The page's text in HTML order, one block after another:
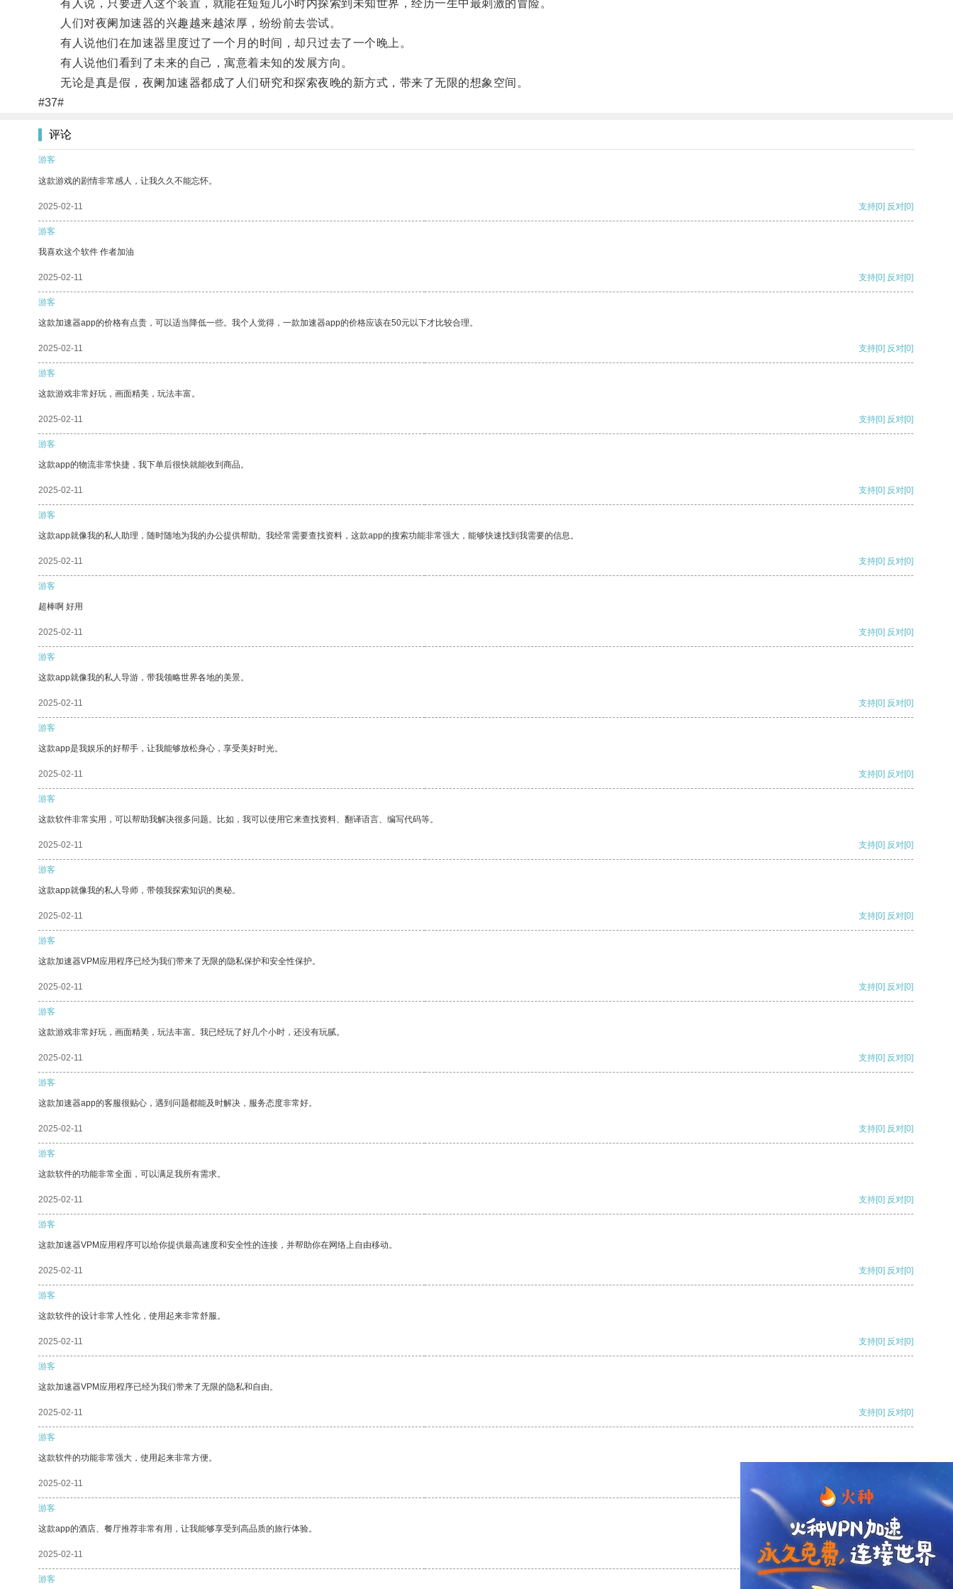
有人说，只要进入这个装置，就能在短短几小时内探索到未知世界，经历一生中最刺激的冒险。
人们对夜阑加速器的兴趣越来越浓厚，纷纷前去尝试。
有人说他们在加速器里度过了一个月的时间，却只过去了一个晚上。
有人说他们看到了未来的自己，寓意着未知的发展方向。
无论是真是假，夜阑加速器都成了人们研究和探索夜晚的新方式，带来了无限的想象空间。
#37#
评论
游客
这款游戏的剧情非常感人，让我久久不能忘怀。
2025-02-11 支持[0] 反对[0]
游客
我喜欢这个软件 作者加油
2025-02-11 支持[0] 反对[0]
游客
这款加速器app的价格有点贵，可以适当降低一些。我个人觉得，一款加速器app的价格应该在50元以下才比较合理。
2025-02-11 支持[0] 反对[0]
游客
这款游戏非常好玩，画面精美，玩法丰富。
2025-02-11 支持[0] 反对[0]
游客
这款app的物流非常快捷，我下单后很快就能收到商品。
2025-02-11 支持[0] 反对[0]
游客
这款app就像我的私人助理，随时随地为我的办公提供帮助。我经常需要查找资料，这款app的搜索功能非常强大，能够快速找到我需要的信息。
2025-02-11 支持[0] 反对[0]
游客
超棒啊 好用
2025-02-11 支持[0] 反对[0]
游客
这款app就像我的私人导游，带我领略世界各地的美景。
2025-02-11 支持[0] 反对[0]
游客
这款app是我娱乐的好帮手，让我能够放松身心，享受美好时光。
2025-02-11 支持[0] 反对[0]
游客
这款软件非常实用，可以帮助我解决很多问题。比如，我可以使用它来查找资料、翻译语言、编写代码等。
2025-02-11 支持[0] 反对[0]
游客
这款app就像我的私人导师，带领我探索知识的奥秘。
2025-02-11 支持[0] 反对[0]
游客
这款加速器VPM应用程序已经为我们带来了无限的隐私保护和安全性保护。
2025-02-11 支持[0] 反对[0]
游客
这款游戏非常好玩，画面精美，玩法丰富。我已经玩了好几个小时，还没有玩腻。
2025-02-11 支持[0] 反对[0]
游客
这款加速器app的客服很贴心，遇到问题都能及时解决，服务态度非常好。
2025-02-11 支持[0] 反对[0]
游客
这款软件的功能非常全面，可以满足我所有需求。
2025-02-11 支持[0] 反对[0]
游客
这款加速器VPM应用程序可以给你提供最高速度和安全性的连接，并帮助你在网络上自由移动。
2025-02-11 支持[0] 反对[0]
游客
这款软件的设计非常人性化，使用起来非常舒服。
2025-02-11 支持[0] 反对[0]
游客
这款加速器VPM应用程序已经为我们带来了无限的隐私和自由。
2025-02-11 支持[0] 反对[0]
游客
这款软件的功能非常强大，使用起来非常方便。
2025-02-11
游客
这款app的酒店、餐厅推荐非常有用，让我能够享受到高品质的旅行体验。
2025-02-11 支持 [0] 反对[0]
游客